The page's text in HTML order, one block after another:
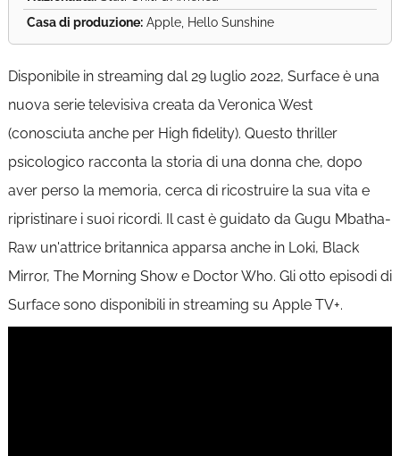
Casa di produzione:Apple, Hello Sunshine
Disponibile in streaming dal 29 luglio 2022, Surface è una
nuova serie televisiva creata da Veronica West
(conosciuta anche per High fidelity). Questo thriller
psicologico racconta la storia di una donna che, dopo
aver perso la memoria, cerca di ricostruire la sua vita e
ripristinare i suoi ricordi. Il cast è guidato da Gugu Mbatha-
Raw un'attrice britannica apparsa anche in Loki, Black
Mirror, The Morning Show e Doctor Who. Gli otto episodi di
Surface sono disponibili in streaming su Apple TV+.